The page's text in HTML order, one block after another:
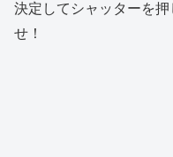
決定してシャッターを
せ！